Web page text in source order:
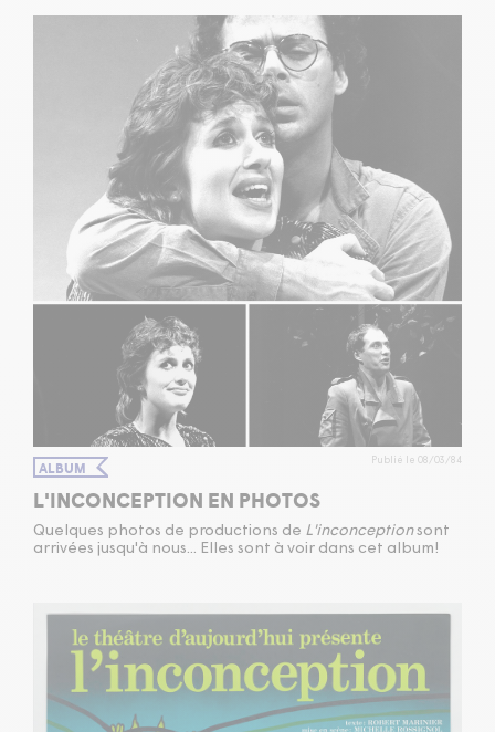
ALBUM Publié le 08/03/84
L'INCONCEPTION EN PHOTOS
Quelques photos de productions de L'inconceptionsont
arrivées jusqu'à nous... Elles sont à voir dans cet album!